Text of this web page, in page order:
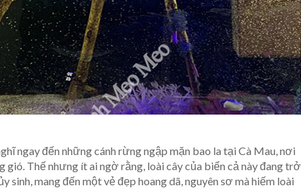
ngay đến những cánh rừng ngập mặn bao la tại Cà Mau, nơi
Thế nhưng ít ai ngờ rằng, loài cây của biển cả này đang trở
mang đến một vẻ đẹp hoang dã, nguyên sơ mà hiếm loài